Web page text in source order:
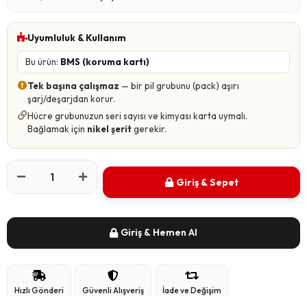
Uyumluluk & Kullanım
Bu ürün: BMS (koruma kartı)
Tek başına çalışmaz — bir pil grubunu (pack) aşırı
şarj/deşarjdan korur.
Hücre grubunuzun seri sayısı ve kimyası karta uymalı.
Bağlamak için nikel şeritgerekir.
Giriş & Sepet
Giriş & Hemen Al
Hızlı Gönderi Güvenli Alışveriş İade ve Değişim